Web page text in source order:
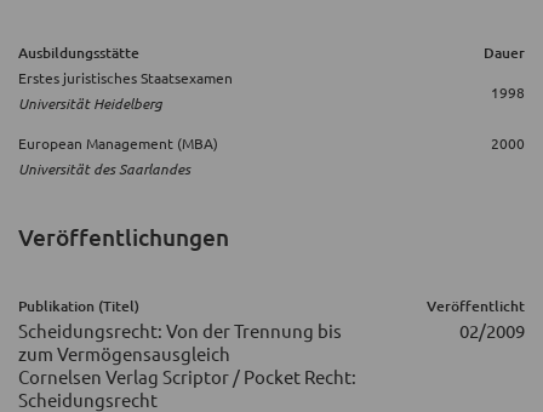
Ausbildungsstätte Dauer
Erstes juristisches Staatsexamen
Universität Heidelberg
1998
European Management (MBA)
Universität des Saarlandes
2000
Veröffentlichungen
Publikation (Titel) Veröffentlicht
Scheidungsrecht: Von der Trennung bis
zum Vermögensausgleich
Cornelsen Verlag Scriptor / Pocket Recht:
Scheidungsrecht
02/2009